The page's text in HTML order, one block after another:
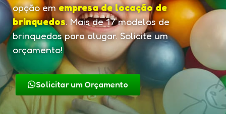
opção emempresa de locação de
brinquedos. Mais de 17 modelos de
brinquedos para alugar. Solicite um
orçamento!
Solicitar um Orçamento